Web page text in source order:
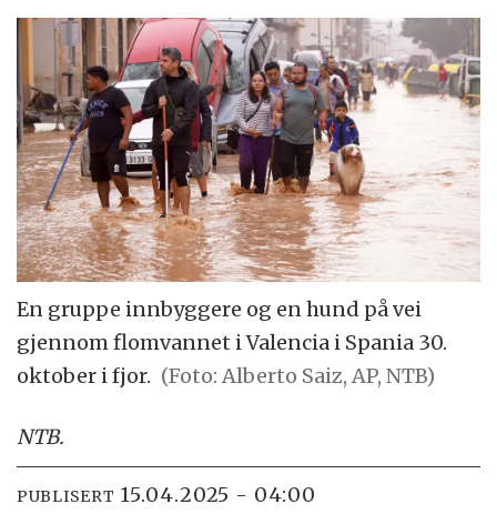
En gruppe innbyggere og en hund på vei
gjennom flomvannet i Valencia i Spania 30.
oktober i fjor. (Foto: Alberto Saiz, AP, NTB)
NTB.
PUBLISERT 15.04.2025 - 04:00